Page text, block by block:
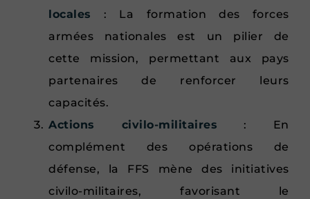
locales : La formation des forces
armées nationales est un pilier de
cette mission, permettant aux pays
partenaires de renforcer leurs
capacités.
Actions civilo-militaires : En
complément des opérations de
défense, la FFS mène des initiatives
civilo-militaires, favorisant le